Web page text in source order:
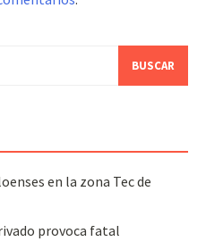
en la zona Tec de
provoca fatal